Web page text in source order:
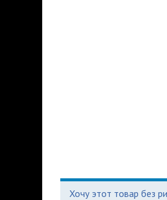
Хочу этот товар без